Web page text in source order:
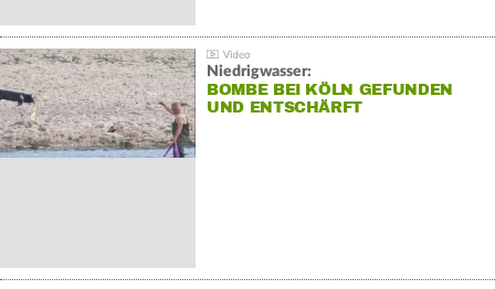
Niedrigwasser:
BOMBE BEI KÖLN GEFUNDEN
UND ENTSCHÄRFT